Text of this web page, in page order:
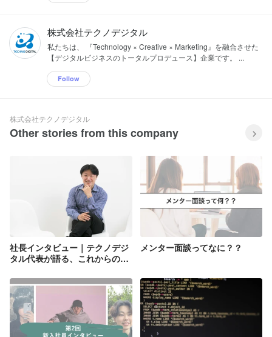
株式会社テクノデジタル
私たちは、 『Technology × Creative × Marketing』を融合させた
【デジタルビジネスのトータルプロデュース】企業です。 ...
Follow
株式会社テクノデジタル
Other stories from this company
社長インタビュー｜テクノデジ
タル代表が語る、これからのエ
メンター面談ってなに？？